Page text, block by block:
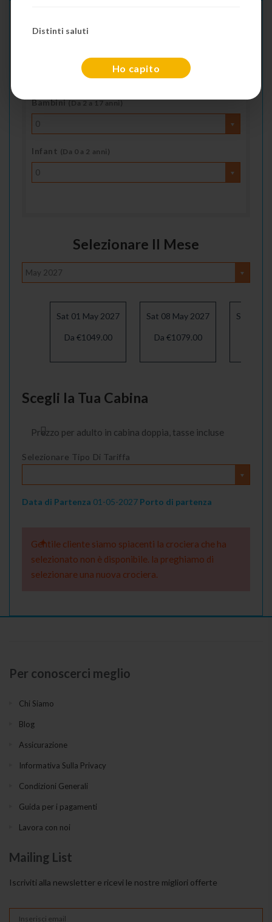
Indica il numero dei passeggeri
Bambini (Da 2 a 17 anni)
0
Infant (Da 0 a 2 anni)
0
Selezionare Il Mese
May 2027
Sat 01 May 2027
Da €1049.00
Sat 08 May 2027
Da €1079.00
Sat 15
Scegli la Tua Cabina
Prezzo per adulto in cabina doppia, tasse incluse
Selezionare Tipo Di Tariffa
Data di Partenza 01-05-2027 Porto di partenza
Gentile cliente siamo spiacenti la crociera che ha
selezionato non è disponibile. la preghiamo di
selezionare una nuova crociera.
Per conoscerci meglio
Chi Siamo
Blog
Assicurazione
Informativa Sulla Privacy
Condizioni Generali
Guida per i pagamenti
Lavora con noi
Mailing List
Iscriviti alla newsletter e ricevi le nostre migliori offerte
Distinti saluti
Ho capito